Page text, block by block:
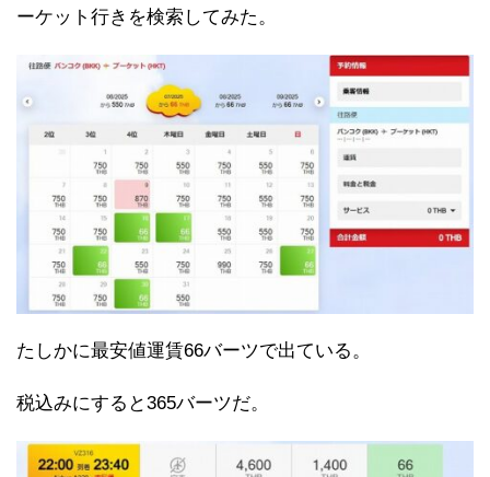
ーケット行きを検索してみた。
たしかに最安値運賃66バーツで出ている。
税込みにすると365バーツだ。